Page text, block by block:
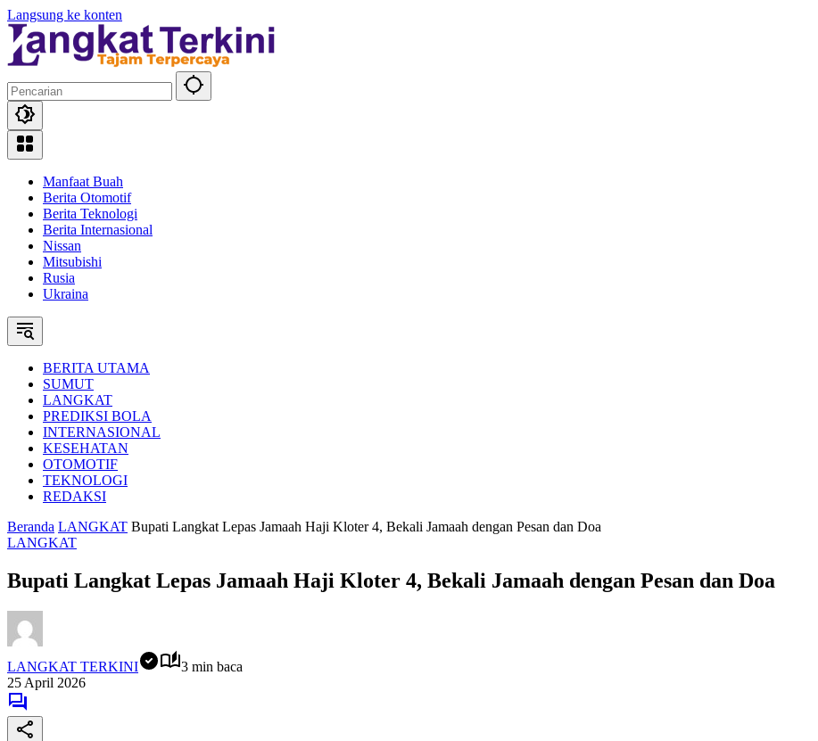
Langsung ke konten
Manfaat Buah
Berita Otomotif
Berita Teknologi
Berita Internasional
Nissan
Mitsubishi
Rusia
Ukraina
BERITA UTAMA
SUMUT
LANGKAT
PREDIKSI BOLA
INTERNASIONAL
KESEHATAN
OTOMOTIF
TEKNOLOGI
REDAKSI
Beranda LANGKAT Bupati Langkat Lepas Jamaah Haji Kloter 4, Bekali Jamaah dengan Pesan dan Doa
LANGKAT
Bupati Langkat Lepas Jamaah Haji Kloter 4, Bekali Jamaah dengan Pesan dan Doa
LANGKAT TERKINI
3 min baca
25 April 2026